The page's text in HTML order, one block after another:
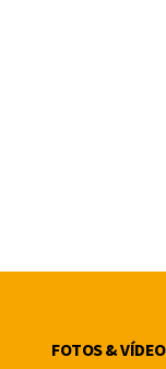
FOTOS &